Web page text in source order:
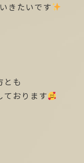
きたいです
とも
ております